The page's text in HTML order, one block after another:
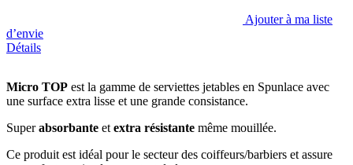
Ajouter à ma liste
d’envie
Détails
Micro TOP est la gamme de serviettes jetables en Spunlace avec
une surface extra lisse et une grande consistance.
Superabsorbante et extra résistante même mouillée.
Ce produit est idéal pour le secteur des coiffeurs/barbiers et assure